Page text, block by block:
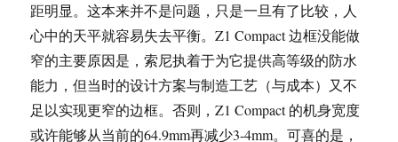
距明显。这本来并不是问题，只是一旦有了比较，人
心中的天平就容易失去平衡。Z1 Compact 边框没能做
窄的主要原因是，索尼执着于为它提供高等级的防水
能力，但当时的设计方案与制造工艺（与成本）又不
足以实现更窄的边框。否则，Z1 Compact 的机身宽度
或许能够从当前的64.9mm再减少3-4mm。可喜的是，